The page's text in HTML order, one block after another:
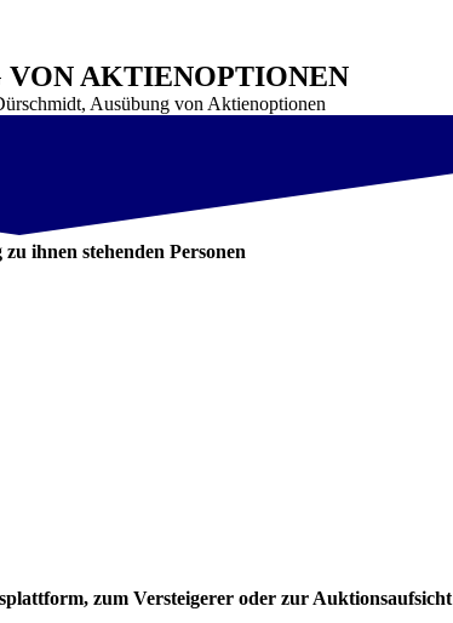
VON AKTIENOPTIONEN
Ausübung von Aktienoptionen
ihnen stehenden Personen
zum Versteigerer oder zur Auktionsaufsicht